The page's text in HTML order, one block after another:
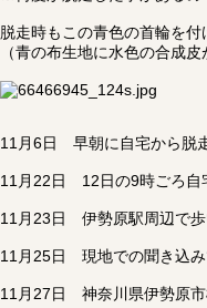
脱走時もこの青色の首輪を付
（青の布生地に水色の合成
11月6日 早朝に自宅から脱走
11月22日 12日の9時ごろ自
11月23日 伊勢原駅周辺で歩
11月25日 現地での聞き込み
11月27日 神奈川県伊勢原市